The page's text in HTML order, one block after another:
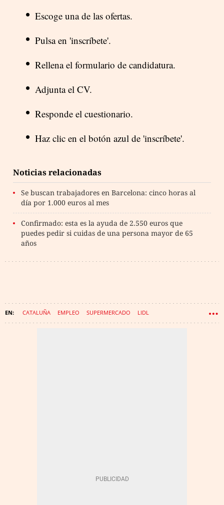
Escoge una de las ofertas.
Pulsa en 'inscríbete'.
Rellena el formulario de candidatura.
Adjunta el CV.
Responde el cuestionario.
Haz clic en el botón azul de 'inscríbete'.
Noticias relacionadas
Se buscan trabajadores en Barcelona: cinco horas al
día por 1.000 euros al mes
Confirmado: esta es la ayuda de 2.550 euros que
puedes pedir si cuidas de una persona mayor de 65
años
CATALUÑA EMPLEO SUPERMERCADO LIDL